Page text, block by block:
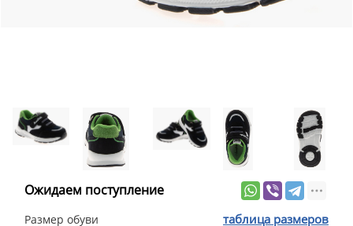
Ожидаем поступление
Размер обуви таблица размеров